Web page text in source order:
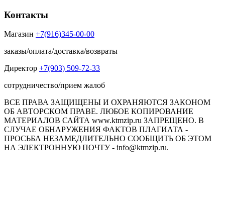
Контакты
Магазин +7(916)345-00-00
заказы/оплата/доставка/возвраты
Директор +7(903) 509-72-33
сотрудничество/прием жалоб
ВСЕ ПРАВА ЗАЩИЩЕНЫ И ОХРАНЯЮТСЯ ЗАКОНОМ
ОБ АВТОРСКОМ ПРАВЕ. ЛЮБОЕ КОПИРОВАНИЕ
МАТЕРИАЛОВ САЙТА www.ktmzip.ru ЗАПРЕЩЕНО. В
СЛУЧАЕ ОБНАРУЖЕНИЯ ФАКТОВ ПЛАГИАТА -
ПРОСЬБА НЕЗАМЕДЛИТЕЛЬНО СООБЩИТЬ ОБ ЭТОМ
НА ЭЛЕКТРОННУЮ ПОЧТУ - info@ktmzip.ru.